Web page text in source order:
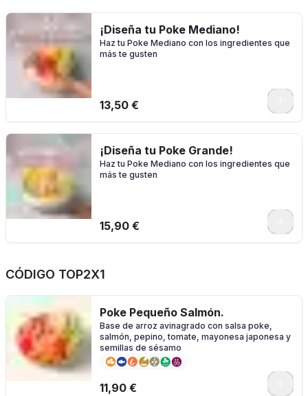
¡Diseña tu Poke Mediano!
Haz tu Poke Mediano con los ingredientes que
más te gusten
13,50 €
¡Diseña tu Poke Grande!
Haz tu Poke Mediano con los ingredientes que
más te gusten
15,90 €
CÓDIGO TOP2X1
Poke Pequeño Salmón.
Base de arroz avinagrado con salsa poke,
salmón, pepino, tomate, mayonesa japonesa y
semillas de sésamo
11,90 €